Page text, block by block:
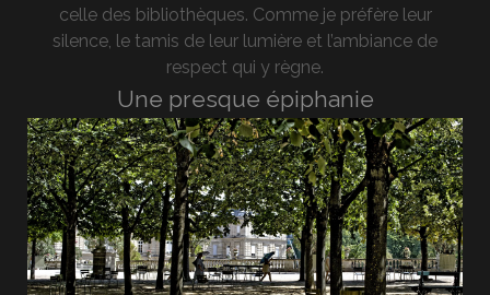
celle des bibliothèques. Comme je préfère leur
silence, le tamis de leur lumière et l’ambiance de
respect qui y règne.
Une presque épiphanie